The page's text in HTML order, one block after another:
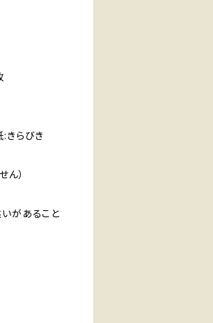
らびき
）
があること